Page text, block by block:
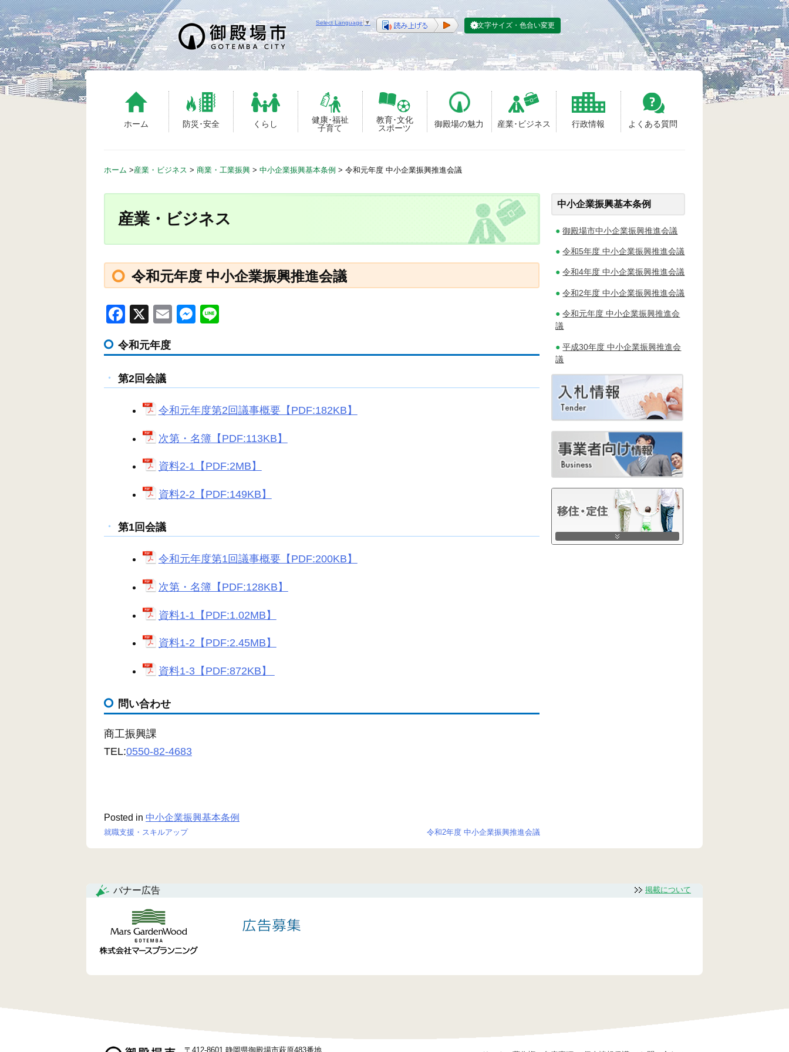
S
k
i
p
t
o
c
ホーム 防災･安全 くらし
健康･福祉
子育て
教育･文化
スポーツ
御殿場の魅力 産業･ビジネス 行政情報 よくある質問
Select Language ▼ 文字サイズ・色合い変更
ホーム >産業・ビジネス > 商業・工業振興 > 中小企業振興基本条例 > 令和元年度 中小企業振興推進会議
産業・ビジネス
令和元年度 中小企業振興推進会議
F
c
e
b
o
k
X
E
ail
M
ss
n
g
e
令和元年度
第2回会議
令和元年度第2回議事概要【PDF:182KB】
次第・名簿【PDF:113KB】
資料2-1【PDF:2MB】
資料2-2【PDF:149KB】
第1回会議
令和元年度第1回議事概要【PDF:200KB】
次第・名簿【PDF:128KB】
資料1-1【PDF:1.02MB】
資料1-2【PDF:2.45MB】
資料1-3【PDF:872KB】
問い合わせ
商工振興課
TEL:0550-82-4683
Posted in 中小企業振興基本条例
ナ
ゲ
ー
シ
ン
就職支援・スキルアップ 令和2年度 中小企業振興推進会議
中小企業振興基本条例
御殿場市中小企業振興推進会議
令和5年度 中小企業振興推進会議
令和4年度 中小企業振興推進会議
令和2年度 中小企業振興推進会議
令和元年度 中小企業振興推進会
議
平成30年度 中小企業振興推進会
議
バナー広告 掲載について
〒412-8601 静岡県御殿場市萩原483番地